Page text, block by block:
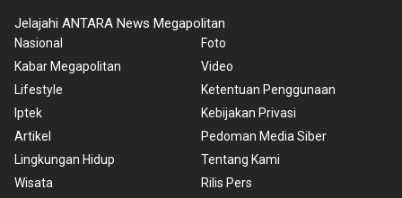
Jelajahi ANTARA News Megapolitan
Nasional
Kabar Megapolitan
Lifestyle
Iptek
Artikel
Lingkungan Hidup
Wisata
Foto
Video
Ketentuan Penggunaan
Kebijakan Privasi
Pedoman Media Siber
Tentang Kami
Rilis Pers